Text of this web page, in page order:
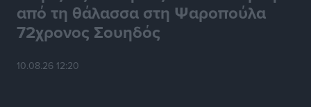
από τη θάλασσα στη Ψαροπούλα
72χρονος Σουηδός
10.08.26 12:20